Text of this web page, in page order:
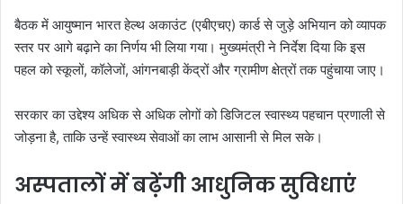
बैठक में आयुष्मान भारत हेल्थ अकाउंट (एबीएचए) कार्ड से जुड़े अभियान को व्यापक
स्तर पर आगे बढ़ाने का निर्णय भी लिया गया। मुख्यमंत्री ने निर्देश दिया कि इस
पहल को स्कूलों, कॉलेजों, आंगनबाड़ी केंद्रों और ग्रामीण क्षेत्रों तक पहुंचाया जाए।
सरकार का उद्देश्य अधिक से अधिक लोगों को डिजिटल स्वास्थ्य पहचान प्रणाली से
जोड़ना है, ताकि उन्हें स्वास्थ्य सेवाओं का लाभ आसानी से मिल सके।
अस्पतालों में बढ़ेंगी आधुनिक सुविधाएं